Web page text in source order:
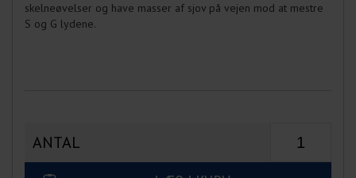
skelneøvelser og have masser af sjov på vejen mod at mestre
S og G lydene.
ANTAL